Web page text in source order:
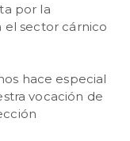
por la
el sector cárnico
hace especial
vocación de